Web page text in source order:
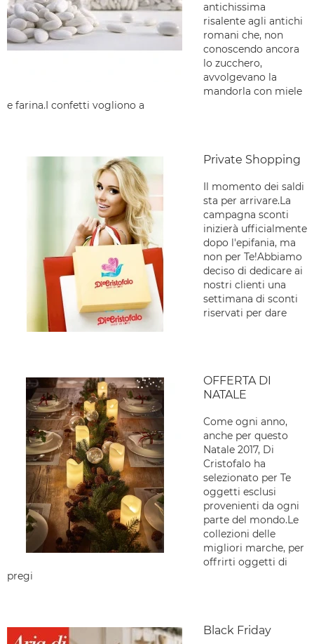
antichissima
risalente agli antichi
romani che, non
conoscendo ancora
lo zucchero,
avvolgevano la
mandorla con miele
e farina.I confetti vogliono a
Private Shopping
Il momento dei saldi
sta per arrivare.La
campagna sconti
inizierà ufficialmente
dopo l'epifania, ma
non per Te!Abbiamo
deciso di dedicare ai
nostri clienti una
settimana di sconti
riservati per dare
OFFERTA DI
NATALE
Come ogni anno,
anche per questo
Natale 2017, Di
Cristofalo ha
selezionato per Te
oggetti esclusi
provenienti da ogni
parte del mondo.Le
collezioni delle
migliori marche, per
offrirti oggetti di
pregi
Black Friday